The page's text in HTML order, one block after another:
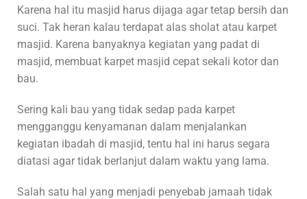
Karena hal itu masjid harus dijaga agar tetap bersih dan
suci. Tak heran kalau terdapat alas sholat atau karpet
masjid. Karena banyaknya kegiatan yang padat di
masjid, membuat karpet masjid cepat sekali kotor dan
bau.
Sering kali bau yang tidak sedap pada karpet
mengganggu kenyamanan dalam menjalankan
kegiatan ibadah di masjid, tentu hal ini harus segara
diatasi agar tidak berlanjut dalam waktu yang lama.
Salah satu hal yang menjadi penyebab jamaah tidak